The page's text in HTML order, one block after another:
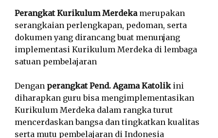
Perangkat Kurikulum Merdekamerupakan
serangkaian perlengkapan, pedoman, serta
dokumen yang dirancang buat menunjang
implementasi Kurikulum Merdeka di lembaga
satuan pembelajaran
Dengan perangkat Pend. Agama Katolikini
diharapkan guru bisa mengimplementasikan
Kurikulum Merdeka dalam rangka turut
mencerdaskan bangsa dan tingkatkan kualitas
serta mutu pembelajaran di Indonesia